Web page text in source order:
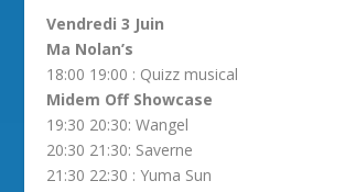
Vendredi 3 Juin
Ma Nolan’s
18:00 19:00 : Quizz musical
Midem Off Showcase
19:30 20:30: Wangel
20:30 21:30: Saverne
21:30 22:30 : Yuma Sun